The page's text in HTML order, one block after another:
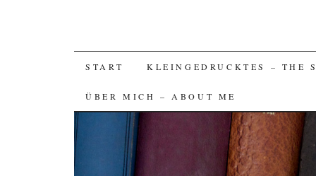
SKIP
TO
CONTENT
START KLEINGEDRUCKTES – THE
ÜBER MICH – ABOUT ME